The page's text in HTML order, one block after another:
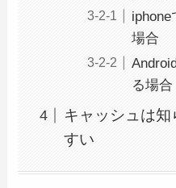
場合
る場合
キャッシュは
すい